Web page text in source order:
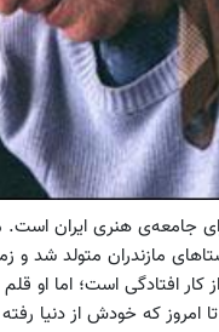
جامعه‌ی هنری ایران
کار افتادگی است؛ اما او
که خودش از دنیا
طلا و گوشی فقط با
چک صیادی